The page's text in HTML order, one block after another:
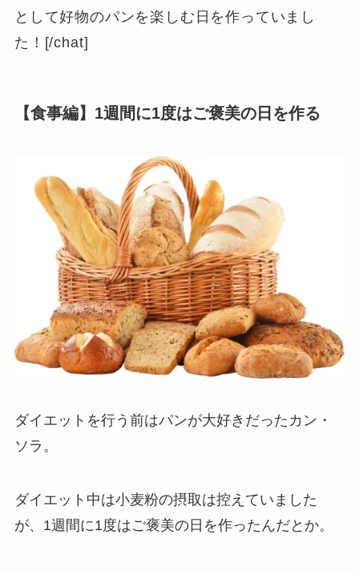
として好物のパンを楽しむ日を作っていまし
た ！ [/chat]
【食事編】1週間に1度はご褒美の日を作る
ダイエットを行う前はパンが大好きだったカン・
ソラ。
ダイエット中は小麦粉の摂取は控えていました
が、1週間に1度はご褒美の日を作ったんだとか。